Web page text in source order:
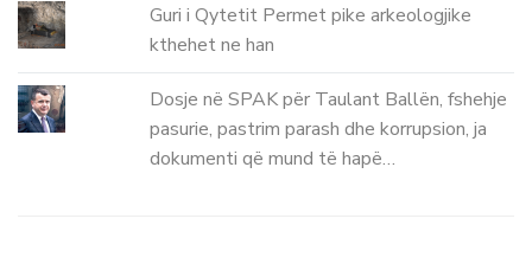
Guri i Qytetit Permet pike arkeologjike
kthehet ne han
Dosje në SPAK për Taulant Ballën, fshehje
pasurie, pastrim parash dhe korrupsion, ja
dokumenti që mund të hapë…